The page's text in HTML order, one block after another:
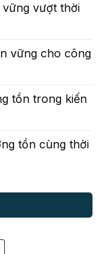
vững vượt thời
vững cho công
tồn trong kiến
tồn cùng thời